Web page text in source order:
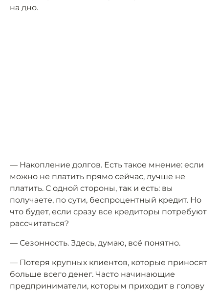
на дно.
— Накопление долгов. Есть такое мнение: если
можно не платить прямо сейчас, лучше не
платить. С одной стороны, так и есть: вы
получаете, по сути, беспроцентный кредит. Но
что будет, если сразу все кредиторы потребуют
рассчитаться?
— Сезонность. Здесь, думаю, всё понятно.
— Потеря крупных клиентов, которые приносят
больше всего денег. Часто начинающие
предприниматели, которым приходит в голову